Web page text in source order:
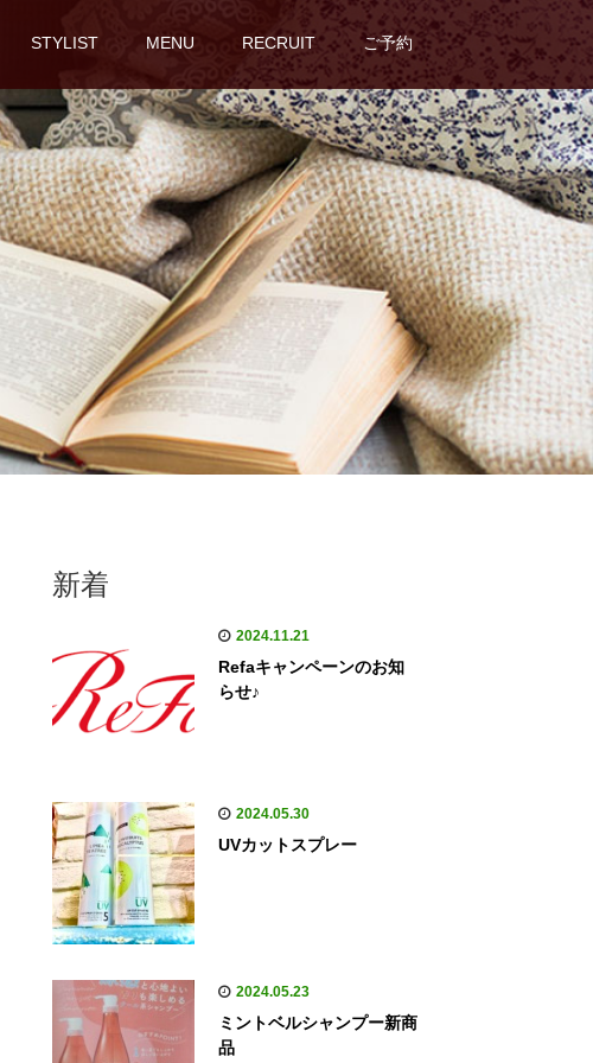
STYLIST MENU RECRUIT ご予約
新着
2024.11.21
Refaキャンペーンのお知
らせ♪
2024.05.30
UVカットスプレー
2024.05.23
ミントベルシャンプー新商
品